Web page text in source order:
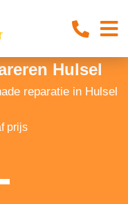
Hulsel
reparatie in Hulsel
prijs